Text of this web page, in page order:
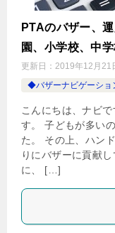
PTAのバザー、
園、小学校、中学
更新日： 2019年12月21
◆バザーナビゲーショ
こんにちは、ナビ
す。 子どもが多い
た。 その上、ハン
りにバザーに貢献
に、 […]